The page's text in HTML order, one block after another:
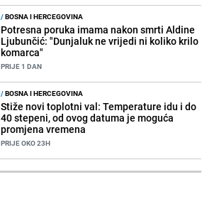
/BOSNA I HERCEGOVINA
Potresna poruka imama nakon smrti Aldine
Ljubunčić: "Dunjaluk ne vrijedi ni koliko krilo
komarca"
PRIJE 1 DAN
/BOSNA I HERCEGOVINA
Stiže novi toplotni val: Temperature idu i do
40 stepeni, od ovog datuma je moguća
promjena vremena
PRIJE OKO 23H